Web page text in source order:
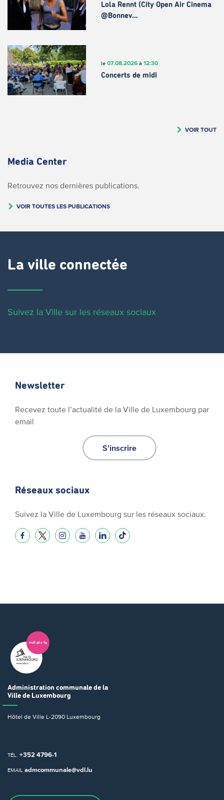
Lola Rennt (City Open Air Cinema
@Bonnev…
le 07.08.2026à 12:30
Concerts de midi
VOIR TOUT
Media Center
Retrouvez nos dernières publications.
VOIR TOUTES LES PUBLICATIONS
La ville connectée
Suivez la Ville sur les réseaux sociaux
Newsletter
Recevez toute l’actualité de la Ville de Luxembourg par
email
S'inscrire
Réseaux sociaux
Suivez la Ville de Luxembourg sur les réseaux sociaux.
Administration communale de la
Ville de Luxembourg
Hôtel de Ville L-2090 Luxembourg
TÉL. +352 4796-1
EMAIL admcommunale@vdl.lu